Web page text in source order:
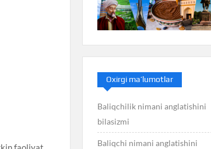
Oxirgi ma’lumotlar
Baliqchilik nimani anglatishini
bilasizmi
Baliqchi nimani anglatishini